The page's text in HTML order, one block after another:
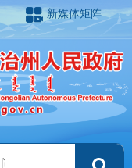
新媒体矩阵